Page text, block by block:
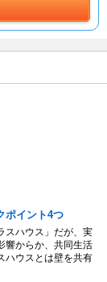
ポイント4つ
スハウス」だが、実
響からか、共同生活
ハウスとは壁を共有